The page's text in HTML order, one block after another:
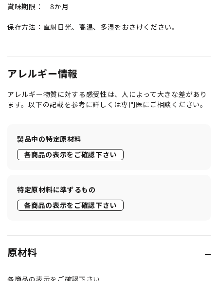
賞味期限： 8か月
保存方法：直射日光、高温、多湿をおさけください。
アレルギー情報
アレルギー物質に対する感受性は、人によって大きな差があり
ます。以下の記載を参考に詳しくは専門医にご相談ください。
製品中の特定原材料
各商品の表示をご確認下さい
特定原材料に準ずるもの
各商品の表示をご確認下さい
原材料